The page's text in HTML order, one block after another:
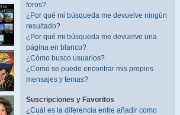
foros?
¿Por qué mi búsqueda me devuelve ningún
resultado?
¿Por qué mi búsqueda me devuelve una
página en blanco?
¿Cómo busco usuarios?
¿Como se puede encontrar mis propios
mensajes y temas?
Suscripciones y Favoritos
¿Cuál es la diferencia entre añadir como